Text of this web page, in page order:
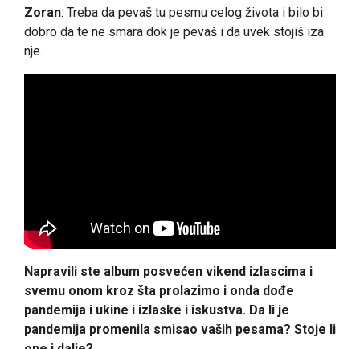
Zoran: Treba da pevaš tu pesmu celog života i bilo bi
dobro da te ne smara dok je pevaš i da uvek stojiš iza
nje.
Napravili ste album posvećen vikend izlascima i
svemu onom kroz šta prolazimo i onda dođe
pandemija i ukine i izlaske i iskustva. Da li je
pandemija promenila smisao vaših pesama? Stoje li